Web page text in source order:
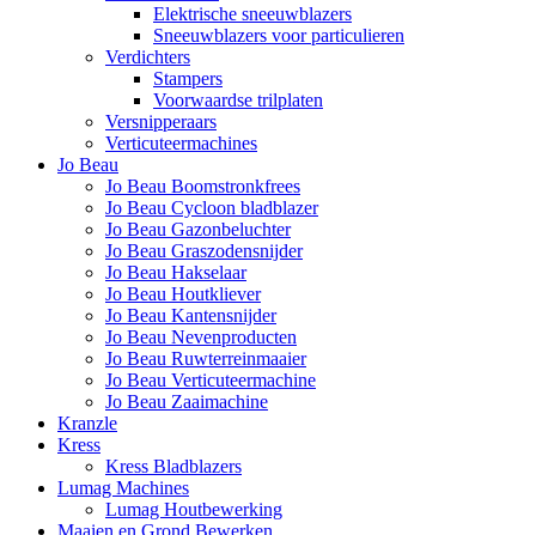
Elektrische sneeuwblazers
Sneeuwblazers voor particulieren
Verdichters
Stampers
Voorwaardse trilplaten
Versnipperaars
Verticuteermachines
Jo Beau
Jo Beau Boomstronkfrees
Jo Beau Cycloon bladblazer
Jo Beau Gazonbeluchter
Jo Beau Graszodensnijder
Jo Beau Hakselaar
Jo Beau Houtkliever
Jo Beau Kantensnijder
Jo Beau Nevenproducten
Jo Beau Ruwterreinmaaier
Jo Beau Verticuteermachine
Jo Beau Zaaimachine
Kranzle
Kress
Kress Bladblazers
Lumag Machines
Lumag Houtbewerking
Maaien en Grond Bewerken